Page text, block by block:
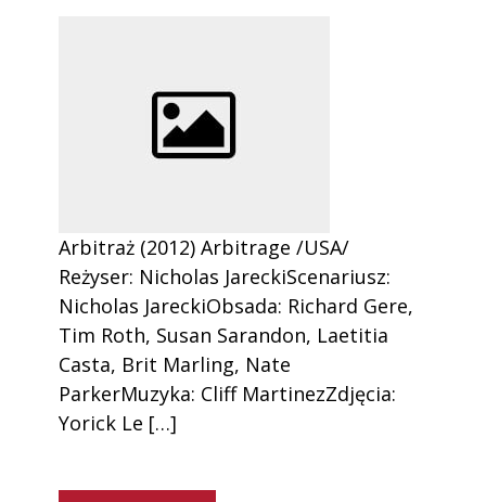
Arbitraż (2012) Arbitrage /USA/
Reżyser: Nicholas JareckiScenariusz:
Nicholas JareckiObsada: Richard Gere,
Tim Roth, Susan Sarandon, Laetitia
Casta, Brit Marling, Nate
ParkerMuzyka: Cliff MartinezZdjęcia:
Yorick Le […]